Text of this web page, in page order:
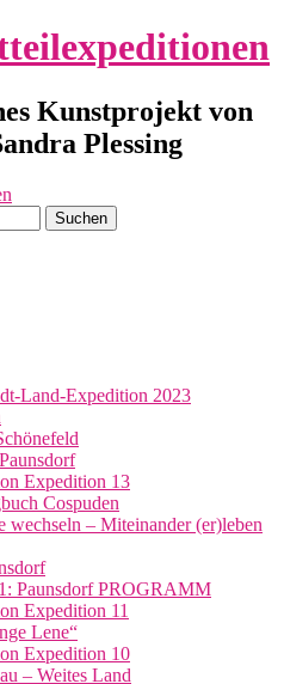
Kunstprojekt von
Plessing
Land-Expedition 2023
Expedition 13
Cospuden
wechseln – Miteinander (er)leben
Paunsdorf PROGRAMM
Expedition 11
Lene“
Expedition 10
– Weites Land